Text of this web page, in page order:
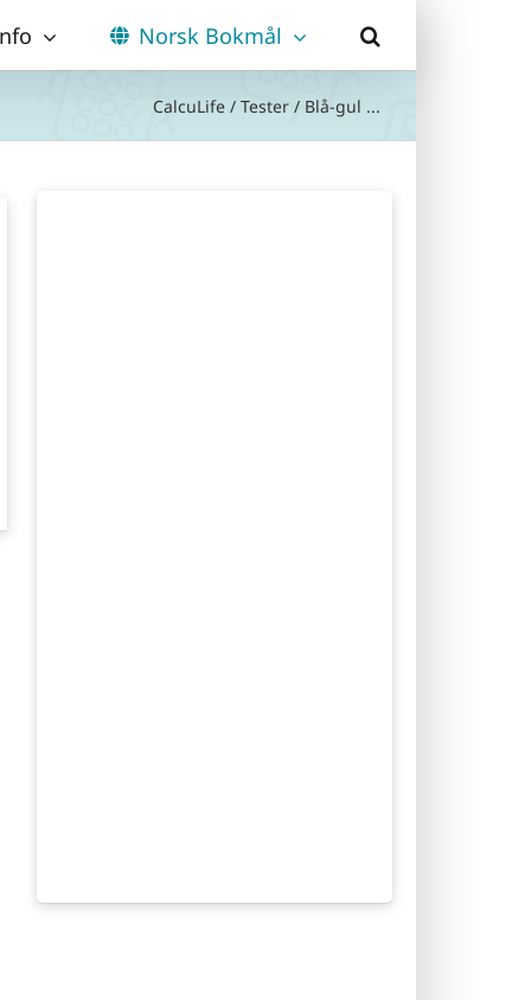
Norsk Bokmål
CalcuLife / Tester / Blå-gul ...